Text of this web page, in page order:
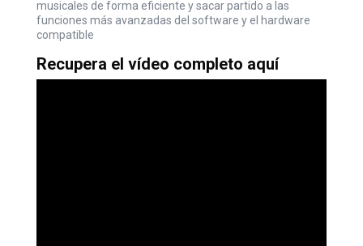
musicales de forma eficiente y sacar partido a las
funciones más avanzadas del software y el hardware
compatible
Recupera el vídeo completo aquí